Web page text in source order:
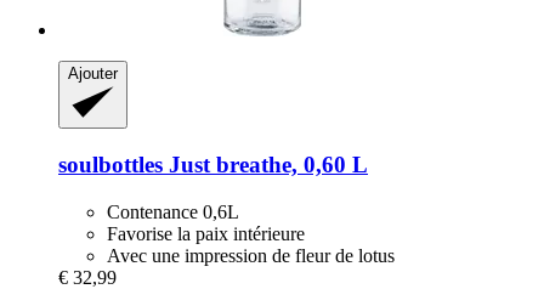
Ajouter
soulbottles Just breathe, 0,60 L
Contenance 0,6L
Favorise la paix intérieure
Avec une impression de fleur de lotus
€ 32,99